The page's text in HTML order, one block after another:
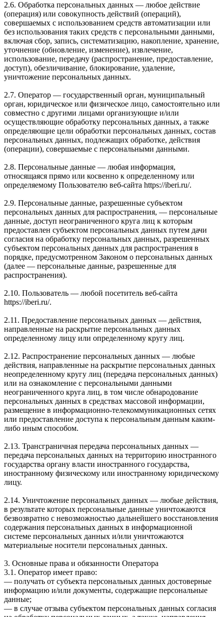
2.6. Обработка персональных данных — любое действие
(операция) или совокупность действий (операций),
совершаемых с использованием средств автоматизации или
без использования таких средств с персональными данными,
включая сбор, запись, систематизацию, накопление, хранение,
уточнение (обновление, изменение), извлечение,
использование, передачу (распространение, предоставление,
доступ), обезличивание, блокирование, удаление,
уничтожение персональных данных.
2.7. Оператор — государственный орган, муниципальный
орган, юридическое или физическое лицо, самостоятельно или
совместно с другими лицами организующие и/или
осуществляющие обработку персональных данных, а также
определяющие цели обработки персональных данных, состав
персональных данных, подлежащих обработке, действия
(операции), совершаемые с персональными данными.
2.8. Персональные данные — любая информация,
относящаяся прямо или косвенно к определенному или
определяемому Пользователю веб-сайта https://iberi.ru/.
2.9. Персональные данные, разрешенные субъектом
персональных данных для распространения, — персональные
данные, доступ неограниченного круга лиц к которым
предоставлен субъектом персональных данных путем дачи
согласия на обработку персональных данных, разрешенных
субъектом персональных данных для распространения в
порядке, предусмотренном Законом о персональных данных
(далее — персональные данные, разрешенные для
распространения).
2.10. Пользователь — любой посетитель веб-сайта
https://iberi.ru/.
2.11. Предоставление персональных данных — действия,
направленные на раскрытие персональных данных
определенному лицу или определенному кругу лиц.
2.12. Распространение персональных данных — любые
действия, направленные на раскрытие персональных данных
неопределенному кругу лиц (передача персональных данных)
или на ознакомление с персональными данными
неограниченного круга лиц, в том числе обнародование
персональных данных в средствах массовой информации,
размещение в информационно-телекоммуникационных сетях
или предоставление доступа к персональным данным каким-
либо иным способом.
2.13. Трансграничная передача персональных данных —
передача персональных данных на территорию иностранного
государства органу власти иностранного государства,
иностранному физическому или иностранному юридическому
лицу.
2.14. Уничтожение персональных данных — любые действия,
в результате которых персональные данные уничтожаются
безвозвратно с невозможностью дальнейшего восстановления
содержания персональных данных в информационной
системе персональных данных и/или уничтожаются
материальные носители персональных данных.
3. Основные права и обязанности Оператора
3.1. Оператор имеет право:
— получать от субъекта персональных данных достоверные
информацию и/или документы, содержащие персональные
данные;
— в случае отзыва субъектом персональных данных согласия